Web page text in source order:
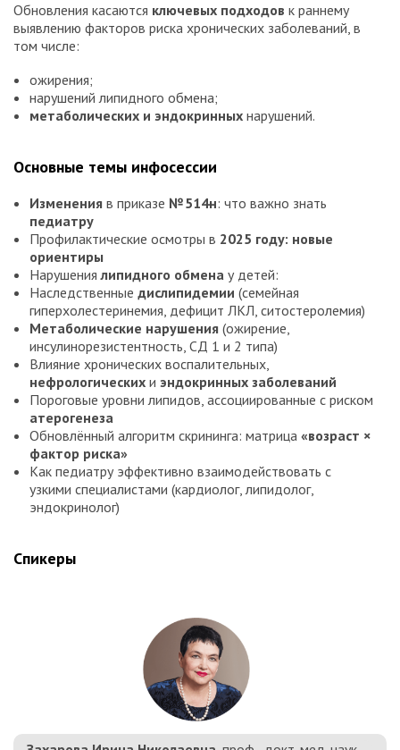
Обновления касаются ключевых подходов к раннему
выявлению факторов риска хронических заболеваний, в
том числе:
ожирения;
нарушений липидного обмена;
метаболических и эндокринных нарушений.
Основные темы инфосессии
Изменения в приказе № 514н: что важно знать
педиатру
Профилактические осмотры в 2025 году: новые
ориентиры
Нарушениялипидного обмена у детей:
Наследственные дислипидемии (семейная
гиперхолестеринемия, дефицит ЛКЛ, ситостеролемия)
Метаболические нарушения (ожирение,
инсулинорезистентность, СД 1 и 2 типа)
Влияние хронических воспалительных,
нефрологических и эндокринных заболеваний
Пороговые уровни липидов, ассоциированные с риском
атерогенеза
Обновлённый алгоритм скрининга: матрица «возраст ×
фактор риска»
Как педиатру эффективно взаимодействовать с
узкими специалистами (кардиолог, липидолог,
эндокринолог)
Спикеры